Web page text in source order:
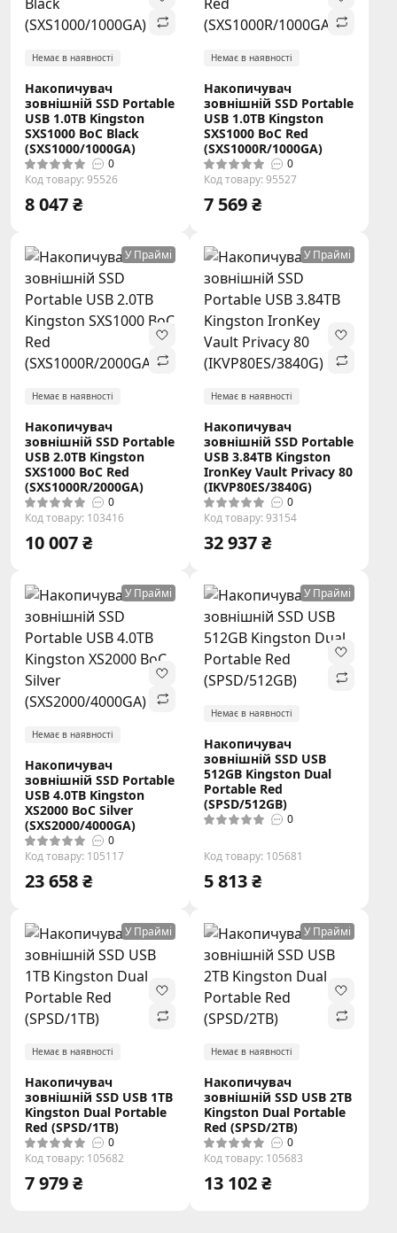
Немає в наявності
Накопичувач
зовнішній SSD Portable
USB 1.0ТB Kingston
SXS1000 BoC Black
(SXS1000/1000GA)
0
Код товару: 95526
8 047 ₴
Немає в наявності
Накопичувач
зовнішній SSD Portable
USB 1.0ТB Kingston
SXS1000 BoC Red
(SXS1000R/1000GA)
0
Код товару: 95527
7 569 ₴
У Праймі
Немає в наявності
Накопичувач
зовнішній SSD Portable
USB 2.0ТB Kingston
SXS1000 BoC Red
(SXS1000R/2000GA)
0
Код товару: 103416
10 007 ₴
У Праймі
Немає в наявності
Накопичувач
зовнішній SSD Portable
USB 3.84TB Kingston
IronKey Vault Privacy 80
(IKVP80ES/3840G)
0
Код товару: 93154
32 937 ₴
У Праймі
Немає в наявності
Накопичувач
зовнішній SSD Portable
USB 4.0ТB Kingston
XS2000 BoC Silver
(SXS2000/4000GA)
0
Код товару: 105117
23 658 ₴
У Праймі
Немає в наявності
Накопичувач
зовнішній SSD USB
512GB Kingston Dual
Portable Red
(SPSD/512GB)
0
Код товару: 105681
5 813 ₴
У Праймі
Немає в наявності
Накопичувач
зовнішній SSD USB 1TB
Kingston Dual Portable
Red (SPSD/1TB)
0
Код товару: 105682
7 979 ₴
У Праймі
Немає в наявності
Накопичувач
зовнішній SSD USB 2TB
Kingston Dual Portable
Red (SPSD/2TB)
0
Код товару: 105683
13 102 ₴